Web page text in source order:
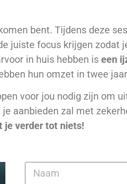
bent. Tijdens deze
juiste focus krijgen zodat
in huis hebben is een
hun omzet in twee
voor jou nodig zijn om
aanbieden zal met
je verder tot niets!